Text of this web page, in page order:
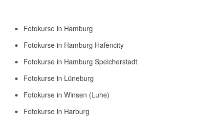
Fotokurse in Hamburg
Fotokurse in Hamburg Hafencity
Fotokurse in Hamburg Speicherstadt
Fotokurse in Lüneburg
Fotokurse in Winsen (Luhe)
Fotokurse in Harburg